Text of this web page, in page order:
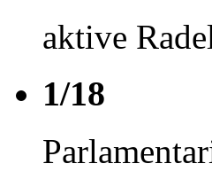
aktive
1/18